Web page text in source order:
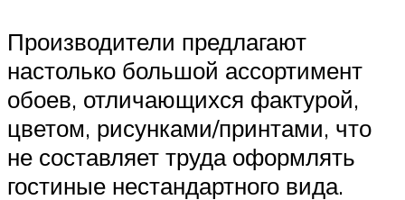
Производители предлагают
настолько большой ассортимент
обоев, отличающихся фактурой,
цветом, рисунками/принтами, что
не составляет труда оформлять
гостиные нестандартного вида.